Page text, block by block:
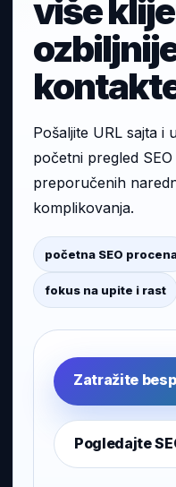
više
Pošaljite URL sajta i
početni pregled
preporučenih
komplikovanja.
početna SEO
fokus na upite i rast
Zatražite
Pogledajte